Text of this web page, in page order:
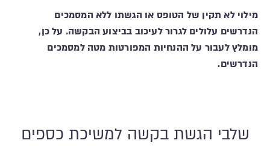
מילוי לא תקין של הטופס או הגשתו ללא המסמכים
הנדרשים עלולים לגרור לעיכוב בביצוע הבקשה. על כן,
מומלץ לעבור על ההנחיות המפורטות מטה למסמכים
הנדרשים.
שלבי הגשת בקשה למשיכת כספים